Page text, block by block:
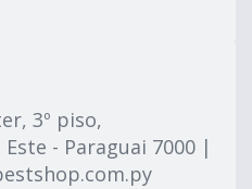
3º piso,
- Paraguai 7000 |